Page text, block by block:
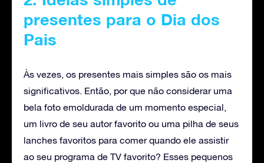
presentes para o Dia dos
Pais
Às vezes, os presentes mais simples são os mais
significativos. Então, por que não considerar uma
bela foto emoldurada de um momento especial,
um livro de seu autor favorito ou uma pilha de seus
lanches favoritos para comer quando ele assistir
ao seu programa de TV favorito? Esses pequenos